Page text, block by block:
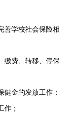
善学校社会保险相
缴费、转移、停保
金的发放工作；
作；